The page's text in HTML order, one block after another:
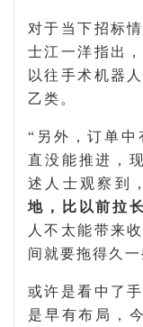
对于当下招标
士江一洋指出
以往手术机器
乙类。
“另外，订单中
直没能推进，
述人士观察到，
地，比以前拉
人不太能带来
间就要拖得久一
或许是看中了
是早有布局，